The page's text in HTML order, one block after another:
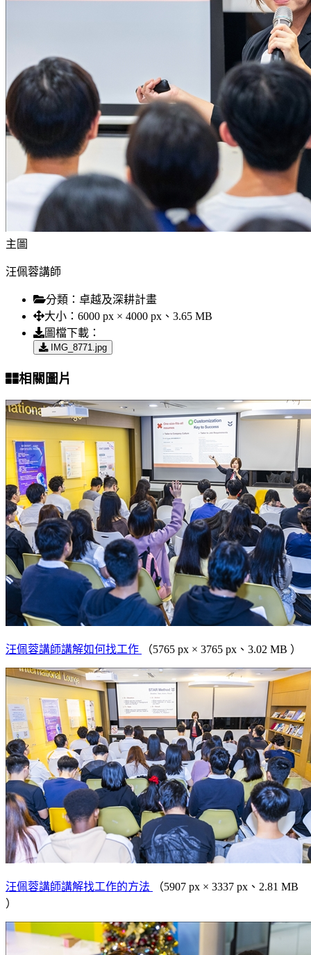
主圖
汪佩蓉講師
分類： 卓越及深耕計畫
大小： 6000 px × 4000 px、3.65 MB
圖檔下載：
IMG_8771.jpg
相關圖片
汪佩蓉講師講解如何找工作 （5765 px × 3765 px、3.02 MB ）
汪佩蓉講師講解找工作的方法
（5907 px × 3337 px、2.81 MB
）